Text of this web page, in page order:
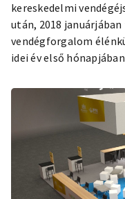
kereskedelmi
után, 2018
vendégforgalom
idei év első
szálláshelyein — derül
Így a budapesti
as az első olyan
szálláshelyeken
is átlépte. Mindez, a
elsősorban az
kiegészülve, akár az